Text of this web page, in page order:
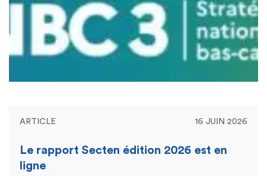
ARTICLE 16 JUIN 2026
Le rapport Secten édition 2026 est en
ligne